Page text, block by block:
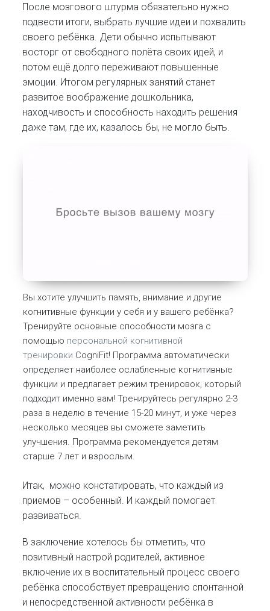
После мозгового штурма обязательно нужно
подвести итоги, выбрать лучшие идеи и похвалить
своего ребёнка. Дети обычно испытывают
восторг от свободного полёта своих идей, и
потом ещё долго переживают повышенные
эмоции. Итогом регулярных занятий станет
развитое воображение дошкольника,
находчивость и способность находить решения
даже там, где их, казалось бы, не могло быть.
Вы хотите улучшить память, внимание и другие
когнитивные функции у себя и у вашего ребёнка?
Тренируйте основные способности мозга с
помощью персональной когнитивной
тренировки CogniFit! Программа автоматически
определяет наиболее ослабленные когнитивные
функции и предлагает режим тренировок, который
подходит именно вам! Тренируйтесь регулярно 2-3
раза в неделю в течение 15-20 минут, и уже через
несколько месяцев вы сможете заметить
улучшения. Программа рекомендуется детям
старше 7 лет и взрослым.
Итак, можно констатировать, что каждый из
приемов – особенный. И каждый помогает
развиваться.
В заключение хотелось бы отметить, что
позитивный настрой родителей, активное
включение их в воспитательный процесс своего
ребёнка способствует превращению спонтанной
и непосредственной активности ребёнка в